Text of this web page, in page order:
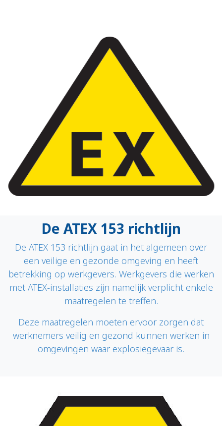
De ATEX 153 richtlijn
De ATEX 153 richtlijn gaat in het algemeen over
een veilige en gezonde omgeving en heeft
betrekking op werkgevers. Werkgevers die werken
met ATEX-installaties zijn namelijk verplicht enkele
maatregelen te treffen.
Deze maatregelen moeten ervoor zorgen dat
werknemers veilig en gezond kunnen werken in
omgevingen waar explosiegevaar is.